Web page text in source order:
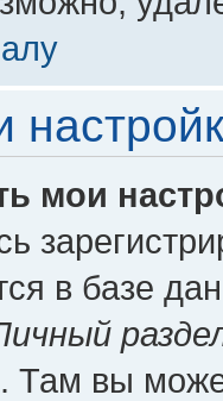
мои
в базе
Там вы